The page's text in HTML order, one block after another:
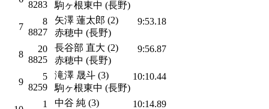
8283
駒ヶ根東中 (長野)
7
8
8827
矢澤 蓮太郎 (2)
赤穂中 (長野)
9:53.18
8
20
8825
長谷部 直大 (2)
赤穂中 (長野)
9:56.87
9
5
8259
滝澤 晟斗 (3)
駒ヶ根東中 (長野)
10:10.44
1
中谷 純 (3)
10:14.89